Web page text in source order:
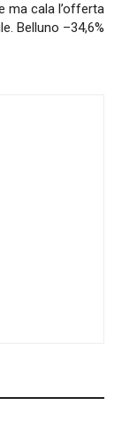
ma cala l’offerta
Belluno –34,6%